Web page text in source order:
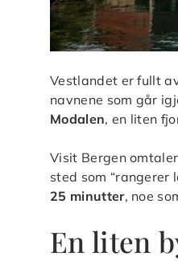
Vestlandet er fullt
navnene som går
Modalen, en liten
Visit Bergen
sted som “rangerer
25 minutter, noe
En liten